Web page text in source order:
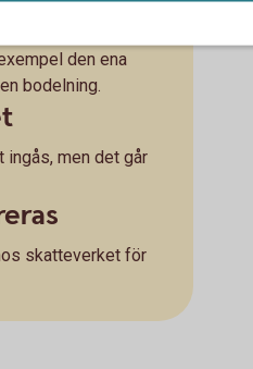
vill att vissa
är det därför bra att
den ena
bodelning.
ingås, men det går
skatteverket för